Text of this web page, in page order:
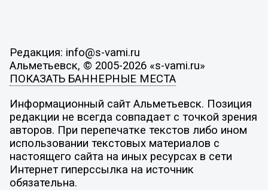
Редакция: info@s-vami.ru
Альметьевск, © 2005-2026 «s-vami.ru»
ПОКАЗАТЬ БАННЕРНЫЕ МЕСТА
Информационный сайт Альметьевск. Позиция
редакции не всегда совпадает с точкой зрения
авторов. При перепечатке текстов либо ином
использовании текстовых материалов с
настоящего сайта на иных ресурсах в сети
Интернет гиперссылка на источник
обязательна.